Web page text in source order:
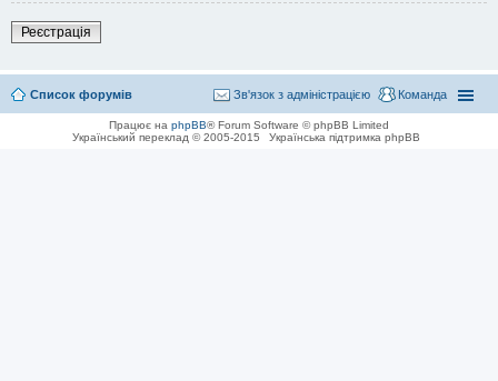
Реєстрація
Список форумів Команда
Зв'язок з адміністрацією
Працює на phpBB® Forum Software © phpBB Limited
Український переклад © 2005-2015
Українська підтримка phpBB